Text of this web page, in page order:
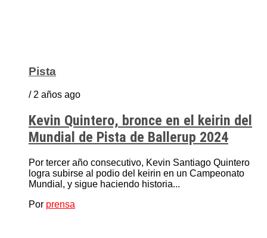
Pista
/ 2 años ago
Kevin Quintero, bronce en el keirin del
Mundial de Pista de Ballerup 2024
Por tercer año consecutivo, Kevin Santiago Quintero
logra subirse al podio del keirin en un Campeonato
Mundial, y sigue haciendo historia...
Por prensa